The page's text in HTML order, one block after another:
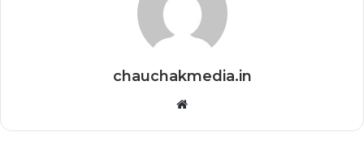
chauchakmedia.in
Website